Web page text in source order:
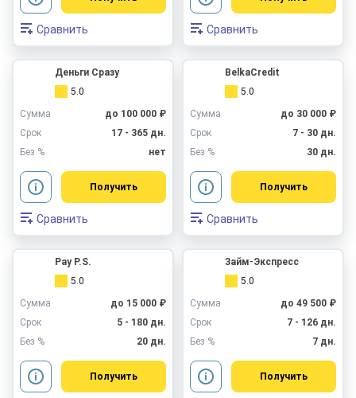
Сравнить Сравнить
Деньги Сразу
5.0
Сумма
до 100 000 ₽
Срок
17 - 365 дн.
Без %
нет
Получить
Сравнить
BelkaCredit
5.0
Сумма
до 30 000 ₽
Срок
7 - 30 дн.
Без %
30 дн.
Получить
Сравнить
Pay P.S.
5.0
Сумма
до 15 000 ₽
Срок
5 - 180 дн.
Без %
20 дн.
Получить
Займ-Экспресс
5.0
Сумма
до 49 500 ₽
Срок
7 - 126 дн.
Без %
7 дн.
Получить